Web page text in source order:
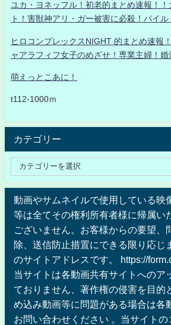
ユカ・ヨネッフル！初老的まとめ速報！
ト！害獣神アリ・ガー被害に必殺！パイル
ヒロコンプレックスNIGHT 的まとめ速報
ャアラフィフ女子のめざせ！専業主婦！婚
萌えっとこあに！
t112-1000ｍ
カテゴリー
動画やサムネイルで使用している映
等は全てその権利所有者様に帰属い
ございません。お客様からの要望、
除、送信防止措置にできる限り応じ
のサイトアドレスです。 https://
当サイトは各動画共有サイトへのア
ておりません、著作権の侵害を目的
め込み動画等に問題がある場合は各
お問い合わせください 。当サイトの